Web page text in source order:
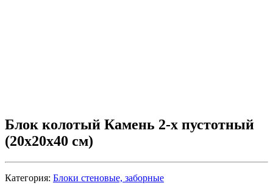
Блок колотый Камень 2-х пустотный
(20х20х40 см)
Категория: Блоки стеновые, заборные